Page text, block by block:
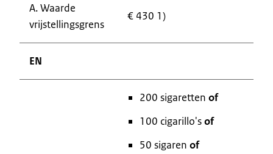
A. Waarde
vrijstellingsgrens
€ 430 1)
EN
200 sigaretten of
100 cigarillo'sof
50 sigaren of